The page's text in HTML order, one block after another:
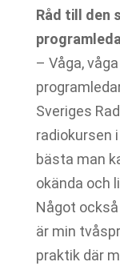
Råd till den
– Våga,
Sveriges
radiokursen
bästa man
okända och
Något
är min
praktik där